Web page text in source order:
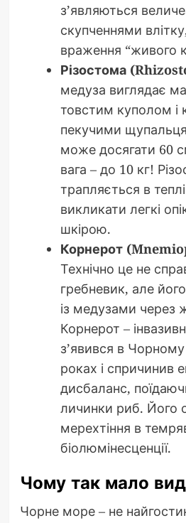
з’являються
скупченнями
враження “живого
Різостома
медуза виглядає
товстим куполом і
пекучими
може досягати 60
вага – до 10 кг!
трапляється в
викликати легкі
шкірою.
Корнерот
Технічно це не
гребневик, але
із медузами через
Корнерот –
з’явився в
роках і спричинив
дисбаланс,
личинки риб. Його
мерехтіння в
біолюмінесценції.
Чому так мало
Чорне море – не